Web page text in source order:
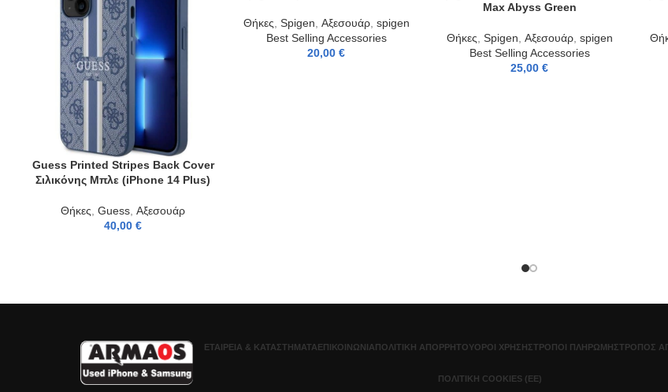
ADD TO CART
Guess Printed Stripes Back Cover
Σιλικόνης Μπλε (iPhone 14 Plus)
Θήκες Guess Αξεσουάρ
40,00 €
Θήκες Spigen Αξεσουάρ, spigen
Best Selling Accessories
20,00 €
Max Abyss Green
Θήκες Spigen Αξεσουάρ, spigen
Best Selling Accessories
25,00 €
ΕΤΑΙΡΕΊΑ & ΚΑΤΑΣΤΉΜΑΤΑΕΠΙΚΟΙΝΩΝΊΑΠΟΛΙΤΙΚΉ ΑΠΟΡΡΉΤΟΥΌΡΟΙ ΧΡΉΣΗΣΤΡΌΠΟΙ ΠΛΗΡΩΜΉΣΤΡΌΠΟΣ
ΠΟΛΙΤΙΚΉ COOKIES (ΕΕ)